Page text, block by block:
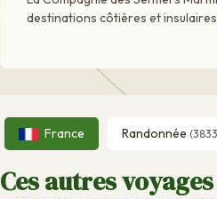
destinations côtières et
France Randonnée
Ces autres